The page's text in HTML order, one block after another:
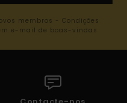
membros - Condições
e-mail de boas-vindas